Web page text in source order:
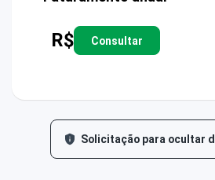
R$ Consultar
Solicitação para ocultar